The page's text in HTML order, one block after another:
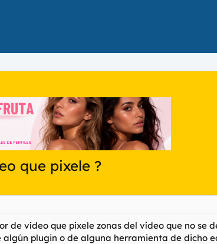
que pixele ?
de vídeo que pixele zonas del vídeo que no
algún plugin o de alguna herramienta de dicho